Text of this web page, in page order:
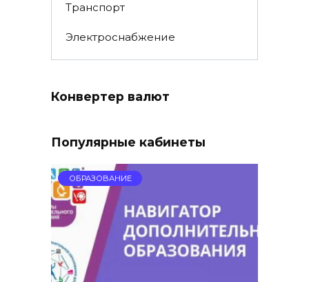
Транспорт
Электроснабжение
Конвертер валют
Популярные кабинеты
ОБРАЗОВАНИЕ